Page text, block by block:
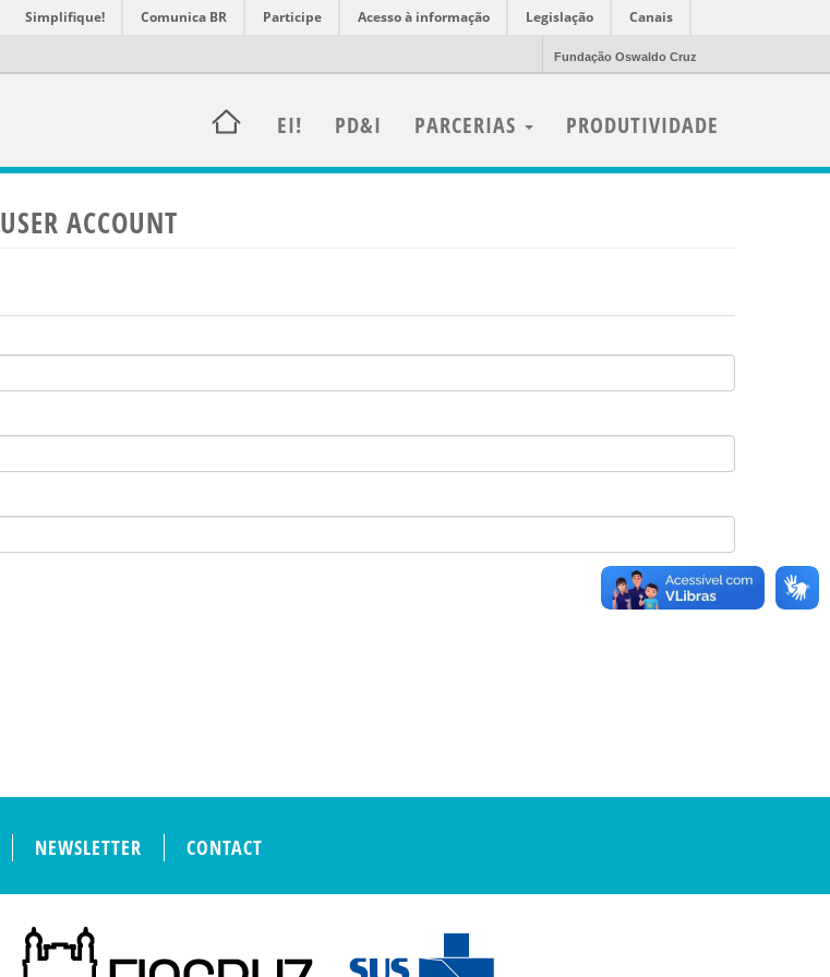
Simplifique! Comunica BR Participe Acesso à informação Legislação Canais
Fundação Oswaldo Cruz
EI! PD&I PARCERIAS PRODUTIVIDADE
USER ACCOUNT
NEWSLETTER CONTACT